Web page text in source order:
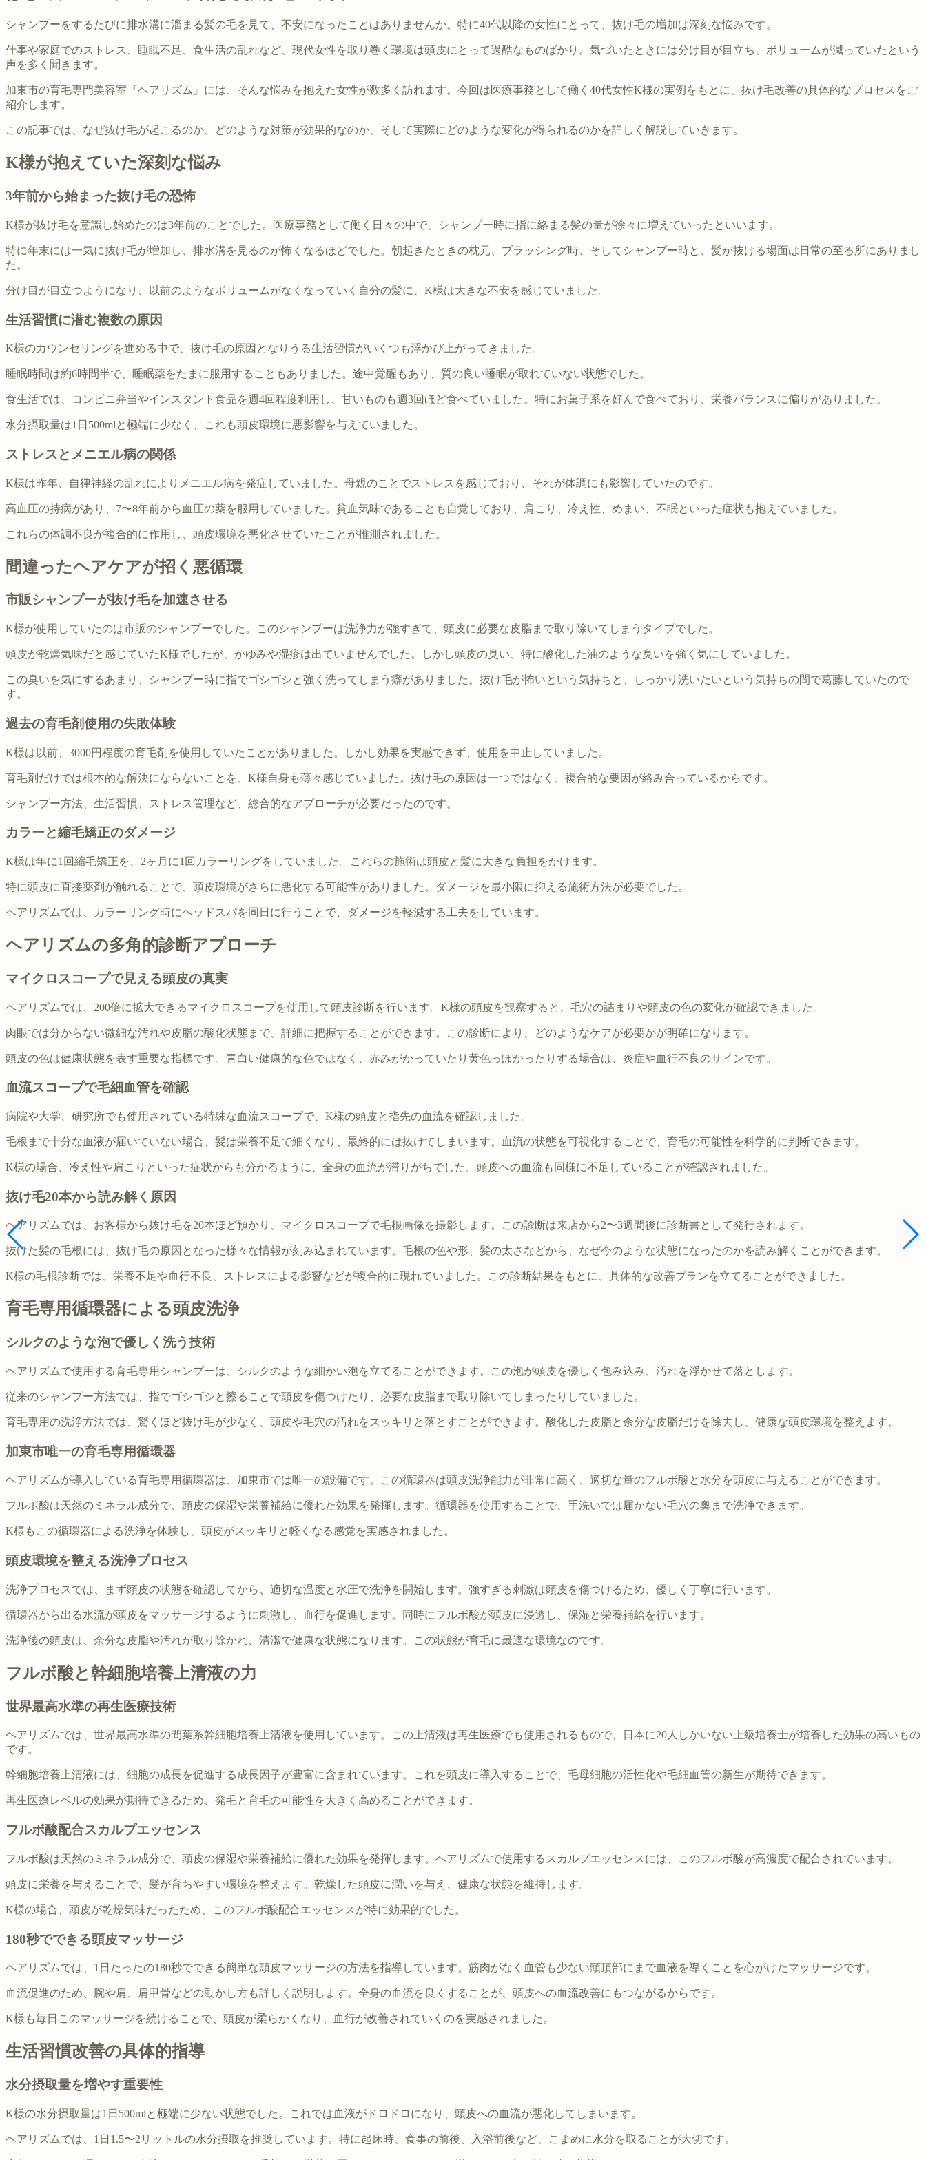
シャンプーをするたびに排水溝に溜まる髪の毛を見て、不安になったことはありませんか。特に40代以降の女性にとって、抜け毛の増加は深刻な悩みです。
仕事や家庭でのストレス、睡眠不足、食生活の乱れなど、現代女性を取り巻く環境は頭皮にとって過酷なものばかり。気づいたときには分け目が目立ち、ボリュームが減っていたという
声を多く聞きます。
加東市の育毛専門美容室『ヘアリズム』には、そんな悩みを抱えた女性が数多く訪れます。今回は医療事務として働く40代女性K様の実例をもとに、抜け毛改善の具体的なプロセスをご
紹介します。
この記事では、なぜ抜け毛が起こるのか、どのような対策が効果的なのか、そして実際にどのような変化が得られるのかを詳しく解説していきます。
K様が抱えていた深刻な悩み
3年前から始まった抜け毛の恐怖
K様が抜け毛を意識し始めたのは3年前のことでした。医療事務として働く日々の中で、シャンプー時に指に絡まる髪の量が徐々に増えていったといいます。
特に年末には一気に抜け毛が増加し、排水溝を見るのが怖くなるほどでした。朝起きたときの枕元、ブラッシング時、そしてシャンプー時と、髪が抜ける場面は日常の至る所にありまし
た。
分け目が目立つようになり、以前のようなボリュームがなくなっていく自分の髪に、K様は大きな不安を感じていました。
生活習慣に潜む複数の原因
K様のカウンセリングを進める中で、抜け毛の原因となりうる生活習慣がいくつも浮かび上がってきました。
睡眠時間は約6時間半で、睡眠薬をたまに服用することもありました。途中覚醒もあり、質の良い睡眠が取れていない状態でした。
食生活では、コンビニ弁当やインスタント食品を週4回程度利用し、甘いものも週3回ほど食べていました。特にお菓子系を好んで食べており、栄養バランスに偏りがありました。
水分摂取量は1日500mlと極端に少なく、これも頭皮環境に悪影響を与えていました。
ストレスとメニエル病の関係
K様は昨年、自律神経の乱れによりメニエル病を発症していました。母親のことでストレスを感じており、それが体調にも影響していたのです。
高血圧の持病があり、7〜8年前から血圧の薬を服用していました。貧血気味であることも自覚しており、肩こり、冷え性、めまい、不眠といった症状も抱えていました。
これらの体調不良が複合的に作用し、頭皮環境を悪化させていたことが推測されました。
間違ったヘアケアが招く悪循環
市販シャンプーが抜け毛を加速させる
K様が使用していたのは市販のシャンプーでした。このシャンプーは洗浄力が強すぎて、頭皮に必要な皮脂まで取り除いてしまうタイプでした。
頭皮が乾燥気味だと感じていたK様でしたが、かゆみや湿疹は出ていませんでした。しかし頭皮の臭い、特に酸化した油のような臭いを強く気にしていました。
この臭いを気にするあまり、シャンプー時に指でゴシゴシと強く洗ってしまう癖がありました。抜け毛が怖いという気持ちと、しっかり洗いたいという気持ちの間で葛藤していたので
す。
過去の育毛剤使用の失敗体験
K様は以前、3000円程度の育毛剤を使用していたことがありました。しかし効果を実感できず、使用を中止していました。
育毛剤だけでは根本的な解決にならないことを、K様自身も薄々感じていました。抜け毛の原因は一つではなく、複合的な要因が絡み合っているからです。
シャンプー方法、生活習慣、ストレス管理など、総合的なアプローチが必要だったのです。
カラーと縮毛矯正のダメージ
K様は年に1回縮毛矯正を、2ヶ月に1回カラーリングをしていました。これらの施術は頭皮と髪に大きな負担をかけます。
特に頭皮に直接薬剤が触れることで、頭皮環境がさらに悪化する可能性がありました。ダメージを最小限に抑える施術方法が必要でした。
ヘアリズムでは、カラーリング時にヘッドスパを同日に行うことで、ダメージを軽減する工夫をしています。
ヘアリズムの多角的診断アプローチ
マイクロスコープで見える頭皮の真実
ヘアリズムでは、200倍に拡大できるマイクロスコープを使用して頭皮診断を行います。K様の頭皮を観察すると、毛穴の詰まりや頭皮の色の変化が確認できました。
肉眼では分からない微細な汚れや皮脂の酸化状態まで、詳細に把握することができます。この診断により、どのようなケアが必要かが明確になります。
頭皮の色は健康状態を表す重要な指標です。青白い健康的な色ではなく、赤みがかっていたり黄色っぽかったりする場合は、炎症や血行不良のサインです。
血流スコープで毛細血管を確認
病院や大学、研究所でも使用されている特殊な血流スコープで、K様の頭皮と指先の血流を確認しました。
毛根まで十分な血液が届いていない場合、髪は栄養不足で細くなり、最終的には抜けてしまいます。血流の状態を可視化することで、育毛の可能性を科学的に判断できます。
K様の場合、冷え性や肩こりといった症状からも分かるように、全身の血流が滞りがちでした。頭皮への血流も同様に不足していることが確認されました。
抜け毛20本から読み解く原因
ヘアリズムでは、お客様から抜け毛を20本ほど預かり、マイクロスコープで毛根画像を撮影します。この診断は来店から2〜3週間後に診断書として発行されます。
抜けた髪の毛根には、抜け毛の原因となった様々な情報が刻み込まれています。毛根の色や形、髪の太さなどから、なぜ今のような状態になったのかを読み解くことができます。
K様の毛根診断では、栄養不足や血行不良、ストレスによる影響などが複合的に現れていました。この診断結果をもとに、具体的な改善プランを立てることができました。
育毛専用循環器による頭皮洗浄
シルクのような泡で優しく洗う技術
ヘアリズムで使用する育毛専用シャンプーは、シルクのような細かい泡を立てることができます。この泡が頭皮を優しく包み込み、汚れを浮かせて落とします。
従来のシャンプー方法では、指でゴシゴシと擦ることで頭皮を傷つけたり、必要な皮脂まで取り除いてしまったりしていました。
育毛専用の洗浄方法では、驚くほど抜け毛が少なく、頭皮や毛穴の汚れをスッキリと落とすことができます。酸化した皮脂と余分な皮脂だけを除去し、健康な頭皮環境を整えます。
加東市唯一の育毛専用循環器
ヘアリズムが導入している育毛専用循環器は、加東市では唯一の設備です。この循環器は頭皮洗浄能力が非常に高く、適切な量のフルボ酸と水分を頭皮に与えることができます。
フルボ酸は天然のミネラル成分で、頭皮の保湿や栄養補給に優れた効果を発揮します。循環器を使用することで、手洗いでは届かない毛穴の奥まで洗浄できます。
K様もこの循環器による洗浄を体験し、頭皮がスッキリと軽くなる感覚を実感されました。
頭皮環境を整える洗浄プロセス
洗浄プロセスでは、まず頭皮の状態を確認してから、適切な温度と水圧で洗浄を開始します。強すぎる刺激は頭皮を傷つけるため、優しく丁寧に行います。
循環器から出る水流が頭皮をマッサージするように刺激し、血行を促進します。同時にフルボ酸が頭皮に浸透し、保湿と栄養補給を行います。
洗浄後の頭皮は、余分な皮脂や汚れが取り除かれ、清潔で健康な状態になります。この状態が育毛に最適な環境なのです。
フルボ酸と幹細胞培養上清液の力
世界最高水準の再生医療技術
ヘアリズムでは、世界最高水準の間葉系幹細胞培養上清液を使用しています。この上清液は再生医療でも使用されるもので、日本に20人しかいない上級培養士が培養した効果の高いもの
です。
幹細胞培養上清液には、細胞の成長を促進する成長因子が豊富に含まれています。これを頭皮に導入することで、毛母細胞の活性化や毛細血管の新生が期待できます。
再生医療レベルの効果が期待できるため、発毛と育毛の可能性を大きく高めることができます。
フルボ酸配合スカルプエッセンス
フルボ酸は天然のミネラル成分で、頭皮の保湿や栄養補給に優れた効果を発揮します。ヘアリズムで使用するスカルプエッセンスには、このフルボ酸が高濃度で配合されています。
頭皮に栄養を与えることで、髪が育ちやすい環境を整えます。乾燥した頭皮に潤いを与え、健康な状態を維持します。
K様の場合、頭皮が乾燥気味だったため、このフルボ酸配合エッセンスが特に効果的でした。
180秒でできる頭皮マッサージ
ヘアリズムでは、1日たったの180秒でできる簡単な頭皮マッサージの方法を指導しています。筋肉がなく血管も少ない頭頂部にまで血液を導くことを心がけたマッサージです。
血流促進のため、腕や肩、肩甲骨などの動かし方も詳しく説明します。全身の血流を良くすることが、頭皮への血流改善にもつながるからです。
K様も毎日このマッサージを続けることで、頭皮が柔らかくなり、血行が改善されていくのを実感されました。
生活習慣改善の具体的指導
水分摂取量を増やす重要性
K様の水分摂取量は1日500mlと極端に少ない状態でした。これでは血液がドロドロになり、頭皮への血流が悪化してしまいます。
ヘアリズムでは、1日1.5〜2リットルの水分摂取を推奨しています。特に起床時、食事の前後、入浴前後など、こまめに水分を取ることが大切です。